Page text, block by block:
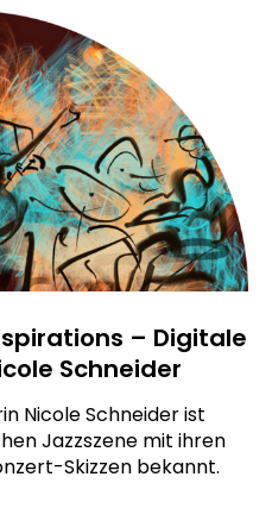
– Digitale
Schneider
Nicole Schneider ist
Jazzszene mit ihren
Skizzen bekannt.